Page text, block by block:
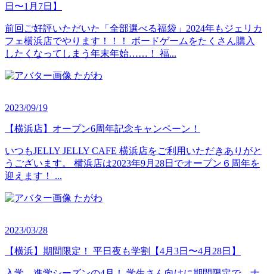
日〜1月7日】
前回ご好評いただいた「全部選べる福袋」2024年もジェリカ
フェ横浜店でやります！！！ ボードゲームをたくさん購入
したくなってしまう年末年始……！ 福...
たがわ
2023/09/19
【横浜店】オープン6周年記念キャンペーン！
いつもJELLY JELLY CAFE 横浜店をご利用いただきありがと
うございます。 横浜店は2023年9月28日でオープン６周年を
迎えます！ ...
たがわ
2023/03/28
【横浜】期間限定！ 平日夜も学割【4月3日〜4月28日】